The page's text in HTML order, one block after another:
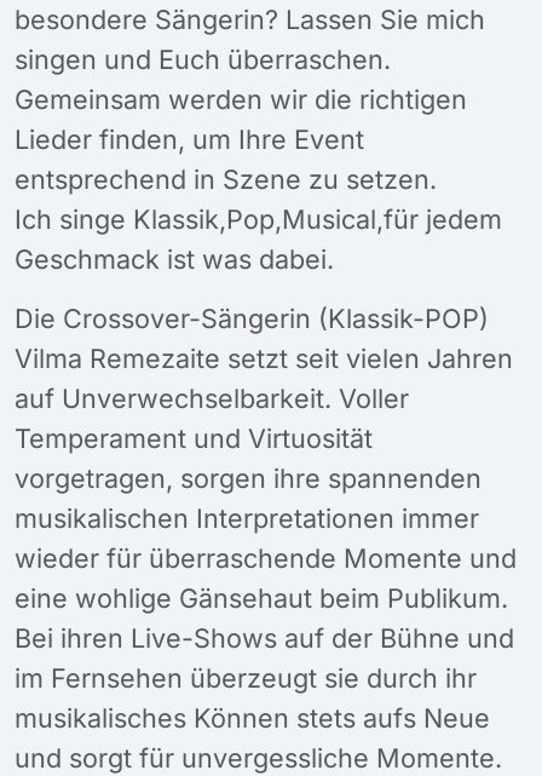
besondere Sängerin? Lassen Sie mich
singen und Euch überraschen.
Gemeinsam werden wir die richtigen
Lieder finden, um Ihre Event
entsprechend in Szene zu setzen.
Ich singe Klassik,Pop,Musical,für jedem
Geschmack ist was dabei.
Die Crossover-Sängerin (Klassik-POP)
Vilma Remezaite setzt seit vielen Jahren
auf Unverwechselbarkeit. Voller
Temperament und Virtuosität
vorgetragen, sorgen ihre spannenden
musikalischen Interpretationen immer
wieder für überraschende Momente und
eine wohlige Gänsehaut beim Publikum.
Bei ihren Live-Shows auf der Bühne und
im Fernsehen überzeugt sie durch ihr
musikalisches Können stets aufs Neue
und sorgt für unvergessliche Momente.